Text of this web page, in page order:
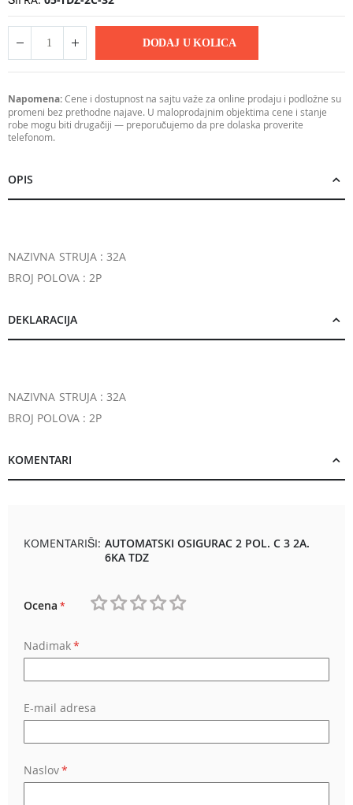
DODAJ U KOLICA
Napomena:Cene i dostupnost na sajtu važe za online prodaju i podložne su
promeni bez prethodne najave. U maloprodajnim objektima cene i stanje
robe mogu biti drugačiji — preporučujemo da pre dolaska proverite
telefonom.
OPIS
NAZIVNA STRUJA : 32A
BROJ POLOVA : 2P
DEKLARACIJA
NAZIVNA STRUJA : 32A
BROJ POLOVA : 2P
KOMENTARI
KOMENTARIŠI: AUTOMATSKI OSIGURAC 2 POL. C 3 2A.
6KA TDZ
Ocena
Nadimak
E-mail adresa
Naslov